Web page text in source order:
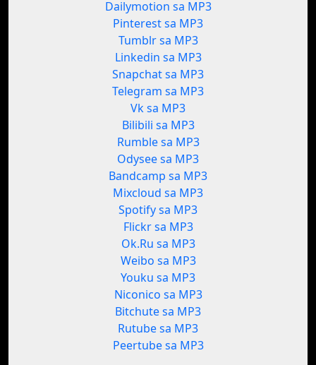
Dailymotion sa MP3
Pinterest sa MP3
Tumblr sa MP3
Linkedin sa MP3
Snapchat sa MP3
Telegram sa MP3
Vk sa MP3
Bilibili sa MP3
Rumble sa MP3
Odysee sa MP3
Bandcamp sa MP3
Mixcloud sa MP3
Spotify sa MP3
Flickr sa MP3
Ok.Ru sa MP3
Weibo sa MP3
Youku sa MP3
Niconico sa MP3
Bitchute sa MP3
Rutube sa MP3
Peertube sa MP3